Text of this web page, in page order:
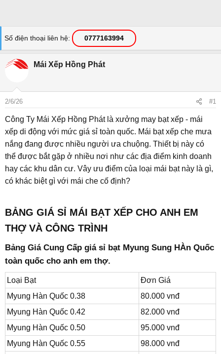
Số điện thoại liên hệ 0777163994
Mái Xếp Hồng Phát
2/6/26 #1
Công Ty Mái Xếp Hồng Phát là xưởng may bạt xếp - mái
xếp di động với mức giá sỉ toàn quốc. Mái bạt xếp che mưa
nắng đang được nhiều người ưa chuộng. Thiết bị này có
thể được bắt gặp ở nhiều nơi như các địa điểm kinh doanh
hay các khu dân cư. Vây ưu điểm của loại mái bạt này là gì,
có khác biệt gì với mái che cố định?
BẢNG GIÁ SỈ MÁI BẠT XẾP CHO ANH EM
THỢ VÀ CÔNG TRÌNH
Bảng Giá Cung Cấp giá sỉ bạt Myung Sung HÀn Quốc
toàn quốc cho anh em thợ.
Loại Bạt
Đơn Giá
Myung Hàn Quốc 0.38
80.000 vnđ
Myung Hàn Quốc 0.42
82.000 vnđ
Myung Hàn Quốc 0.50
95.000 vnđ
Myung Hàn Quốc 0.55
98.000 vnđ